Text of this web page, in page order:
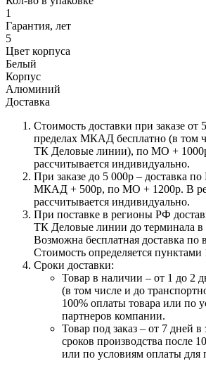
1
Гарантия, лет
5
Цвет корпуса
Белый
Корпус
Алюминий
Доставка
Стоимость доставки при заказе от
пределах МКАД бесплатно (в том
ТК Деловые линии), по МО +
рассчитывается индивидуально.
При заказе до 5 000р – доставка
МКАД + 500р, по МО + 1200р. В
рассчитывается индивидуально.
При поставке в регионы РФ
ТК Деловые линии до терминала в
Возможна бесплатная доставка по
Стоимость определяется
Сроки доставки:
Товар в наличии – от 1 до 2
(в том числе и до
100% оплаты товара или по
партнеров компании.
Товар под заказ – от 7 дней в
сроков производства после
или по условиям оплаты для